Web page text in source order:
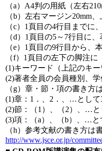
（a）A4判の用紙（左右
（b）左右マージン20mm
（c）1頁目の4行目まで
（d）1頁目の5～7行目に
（e）1頁目の9行目から、
（f）1頁目の左下の脚注
(1)キーワード（上記のキ
(2)著者全員の会員種別、
（g）章・節・項の書き方
(1)章：1．、2．、…として
(2)節：（1）、（2）、…と
(3)項：（a）、（b）、…と
（h）参考文献の書き方は
http://www.jsce.or.jp/